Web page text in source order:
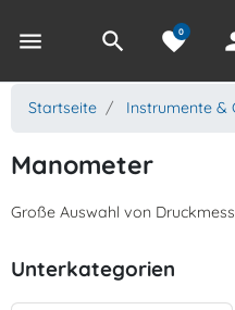
menu search favorite
0
Startseite Instrumente &
Manometer
Große Auswahl von
Unterkategorien